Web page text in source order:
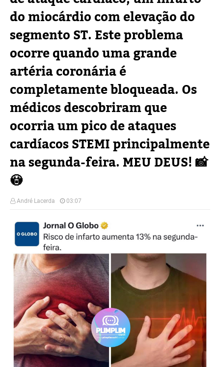
do miocárdio com elevação do
segmento ST. Este problema
ocorre quando uma grande
artéria coronária é
completamente bloqueada. Os
médicos descobriram que
ocorria um pico de ataques
cardíacos STEMI principalmente
na segunda-feira. MEU DEUS! 📸
😳
André Lacerda 03:07